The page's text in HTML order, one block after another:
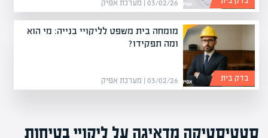
03/02/26 | מערכת אפיק
מומחה בית משפט לליקויי בנייה: מי הוא
ומה תפקידו?
03/02/26 | מערכת אפיק בדק בית
סטטיסטיקה מדאיגה על ליקויי בטיחות